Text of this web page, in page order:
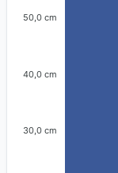
50,0 cm
40,0 cm
30,0 cm